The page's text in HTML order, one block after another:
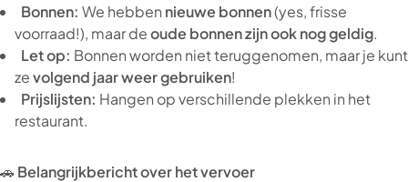
Bonnen: We hebben nieuwe bonnen(yes, frisse
voorraad!), maar deoude bonnen zijn ook nog geldig.
Let op: Bonnen worden niet teruggenomen, maar je kunt
zevolgend jaar weer gebruiken!
Prijslijsten: Hangen op verschillende plekken in het
restaurant.
🚗 Belangrijkbericht over het vervoer